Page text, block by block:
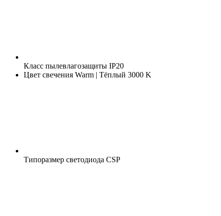
Класс пылевлагозащиты IP20
Цвет свечения Warm | Тёплый 3000 K
Типоразмер светодиода CSP